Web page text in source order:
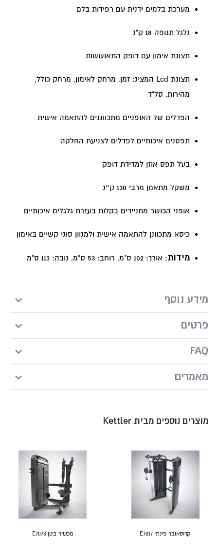
מערכת בלמים ידנית עם רפידות בלם
גלגל תנופה 18 ק"ג
תצוגת אימון עם דופק התאוששות
תצוגת Lcd המציג: זמן, מרחק לאימון, מרחק כולל,
מהירות, סל"ד
הפדלים של האופניים מתכווננים להתאמה אישית
תפסנים איכותיים לפדלים לצניעת החלקה
בעל תפס אוזן למדידת דופק
משקל מתאמן מרבי 130 ק''ג
אופני הכושר מתניידים בקלות בעזרת גלגלים איכותיים
כיסא מתכוונן להתאמה אישית ולמגוון סוגי קשיים באימון
מידות: אורך: 102 ס"מ, רוחב: 53 ס"מ, גובה: 113 ס"מ
מידע נוסף
פרטים
FAQ
מאמרים
מוצרים נוספים מבית Kettler
קרוסאובר פינתי E7017 מכשיר בטן E7073